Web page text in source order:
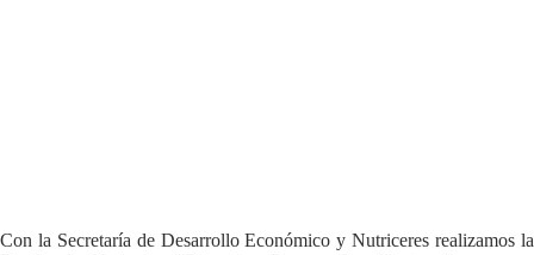
Con la Secretaría de Desarrollo Económico y Nutriceres realizamos la